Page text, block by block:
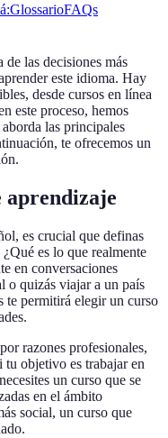
GlossarioFAQs
de las decisiones más
este idioma. Hay
desde cursos en línea
este proceso, hemos
las principales
te ofrecemos un
aprendizaje
es crucial que definas
es lo que realmente
en conversaciones
o quizás viajar a un país
te permitirá elegir un curso
razones profesionales,
tu objetivo es trabajar en
un curso que se
en el ámbito
social, un curso que